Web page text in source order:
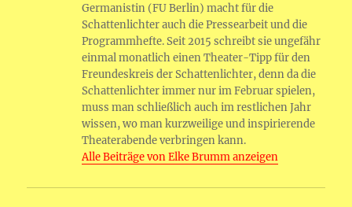
Germanistin (FU Berlin) macht für die
Schattenlichter auch die Pressearbeit und die
Programmhefte. Seit 2015 schreibt sie ungefähr
einmal monatlich einen Theater-Tipp für den
Freundeskreis der Schattenlichter, denn da die
Schattenlichter immer nur im Februar spielen,
muss man schließlich auch im restlichen Jahr
wissen, wo man kurzweilige und inspirierende
Theaterabende verbringen kann.
Alle Beiträge von Elke Brumm anzeigen